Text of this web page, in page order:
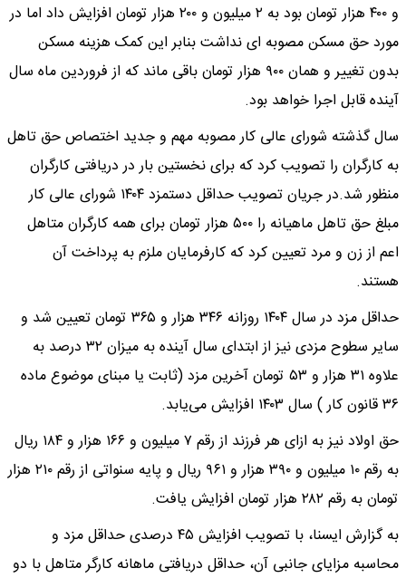
و ۴۰۰ هزار تومان بود به ۲ میلیون و ۲۰۰ هزار تومان افزایش داد اما در
مورد حق مسکن مصوبه ای نداشت بنابر این کمک هزینه مسکن
بدون تغییر و همان ۹۰۰ هزار تومان باقی ماند که از فروردین ماه سال
آینده قابل اجرا خواهد بود.
سال گذشته شورای عالی کار مصوبه مهم و جدید اختصاص حق تاهل
به کارگران را تصویب کرد که برای نخستین بار در دریافتی کارگران
منظور شد.در جریان تصویب حداقل دستمزد ۱۴۰۴ شورای عالی کار
مبلغ حق تاهل ماهیانه را ۵۰۰ هزار تومان برای همه کارگران متاهل
اعم از زن و مرد تعیین کرد که کارفرمایان ملزم به پرداخت آن
هستند.
حداقل مزد در سال ۱۴۰۴ روزانه ۳۴۶ هزار و ۳۶۵ تومان تعیین شد و
سایر سطوح مزدی نیز از ابتدای سال آینده به میزان ۳۲ درصد به
علاوه ۳۱ هزار و ۵۳ تومان آخرین مزد (ثابت یا مبنای موضوع ماده
۳۶ قانون کار ) سال ۱۴۰۳ افزایش می‌یابد.
حق اولاد نیز به ازای هر فرزند از رقم ۷ میلیون و ۱۶۶ هزار و ۱۸۴ ریال
به رقم ۱۰ میلیون و ۳۹۰ هزار و ۹۶۱ ریال و پایه سنواتی از رقم ۲۱۰ هزار
تومان به رقم ۲۸۲ هزار تومان افزایش یافت.
به گزارش ایسنا، با تصویب افزایش ۴۵ درصدی حداقل مزد و
محاسبه مزایای جانبی آن، حداقل دریافتی ماهانه کارگر متاهل با دو